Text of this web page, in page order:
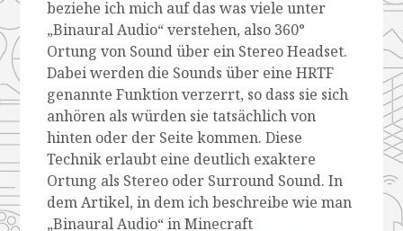
beziehe ich mich auf das was viele unter
„Binaural Audio“ verstehen, also 360°
Ortung von Sound über ein Stereo Headset.
Dabei werden die Sounds über eine HRTF
genannte Funktion verzerrt, so dass sie sich
anhören als würden sie tatsächlich von
hinten oder der Seite kommen. Diese
Technik erlaubt eine deutlich exaktere
Ortung als Stereo oder Surround Sound. In
dem Artikel, in dem ich beschreibe wie man
„Binaural Audio“ in Minecraft